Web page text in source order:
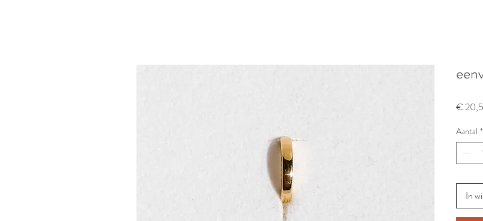
€
Aantal *
In